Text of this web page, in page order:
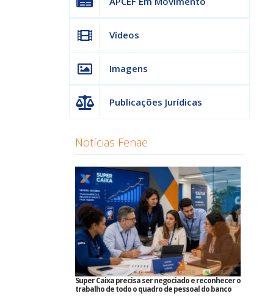
Vídeos
Imagens
Publicações Jurídicas
Notícias Fenae
Super Caixa precisa ser negociado e reconhecer o
trabalho de todo o quadro de pessoal do banco